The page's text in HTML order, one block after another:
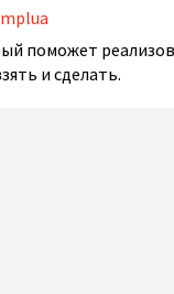
поможет
и сделать.